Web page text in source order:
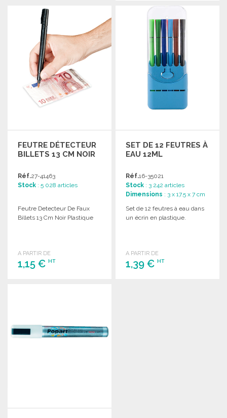
Demander un devis
COMMANDER
Demander un devis
FEUTRE DÉTECTEUR
BILLETS 13 CM NOIR
Réf.27-41463
Stock : 5 028 articles
Feutre Detecteur De Faux
Billets 13 Cm Noir Plastique
A PARTIR DE
1,15 € HT
SET DE 12 FEUTRES À
EAU 12ML
Réf.16-35021
Stock : 3 242 articles
Dimensions : 3 x 17.5 x 7 cm
Set de 12 feutres à eau dans
un écrin en plastique.
A PARTIR DE
1,39 €HT